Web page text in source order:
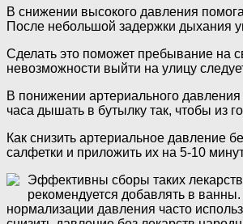
В снижении высокого давления
После небольшой задержки дыхания
Сделать это поможет пребывание на
невозможности выйти на улицу
В понижении артериального давления
часа дышать в бутылку так, чтобы из
Как снизить артериальное давление
салфетки и приложить их на 5-10
Эффективны сборы таких
рекомендуется добавлять в
нормализации давления часто